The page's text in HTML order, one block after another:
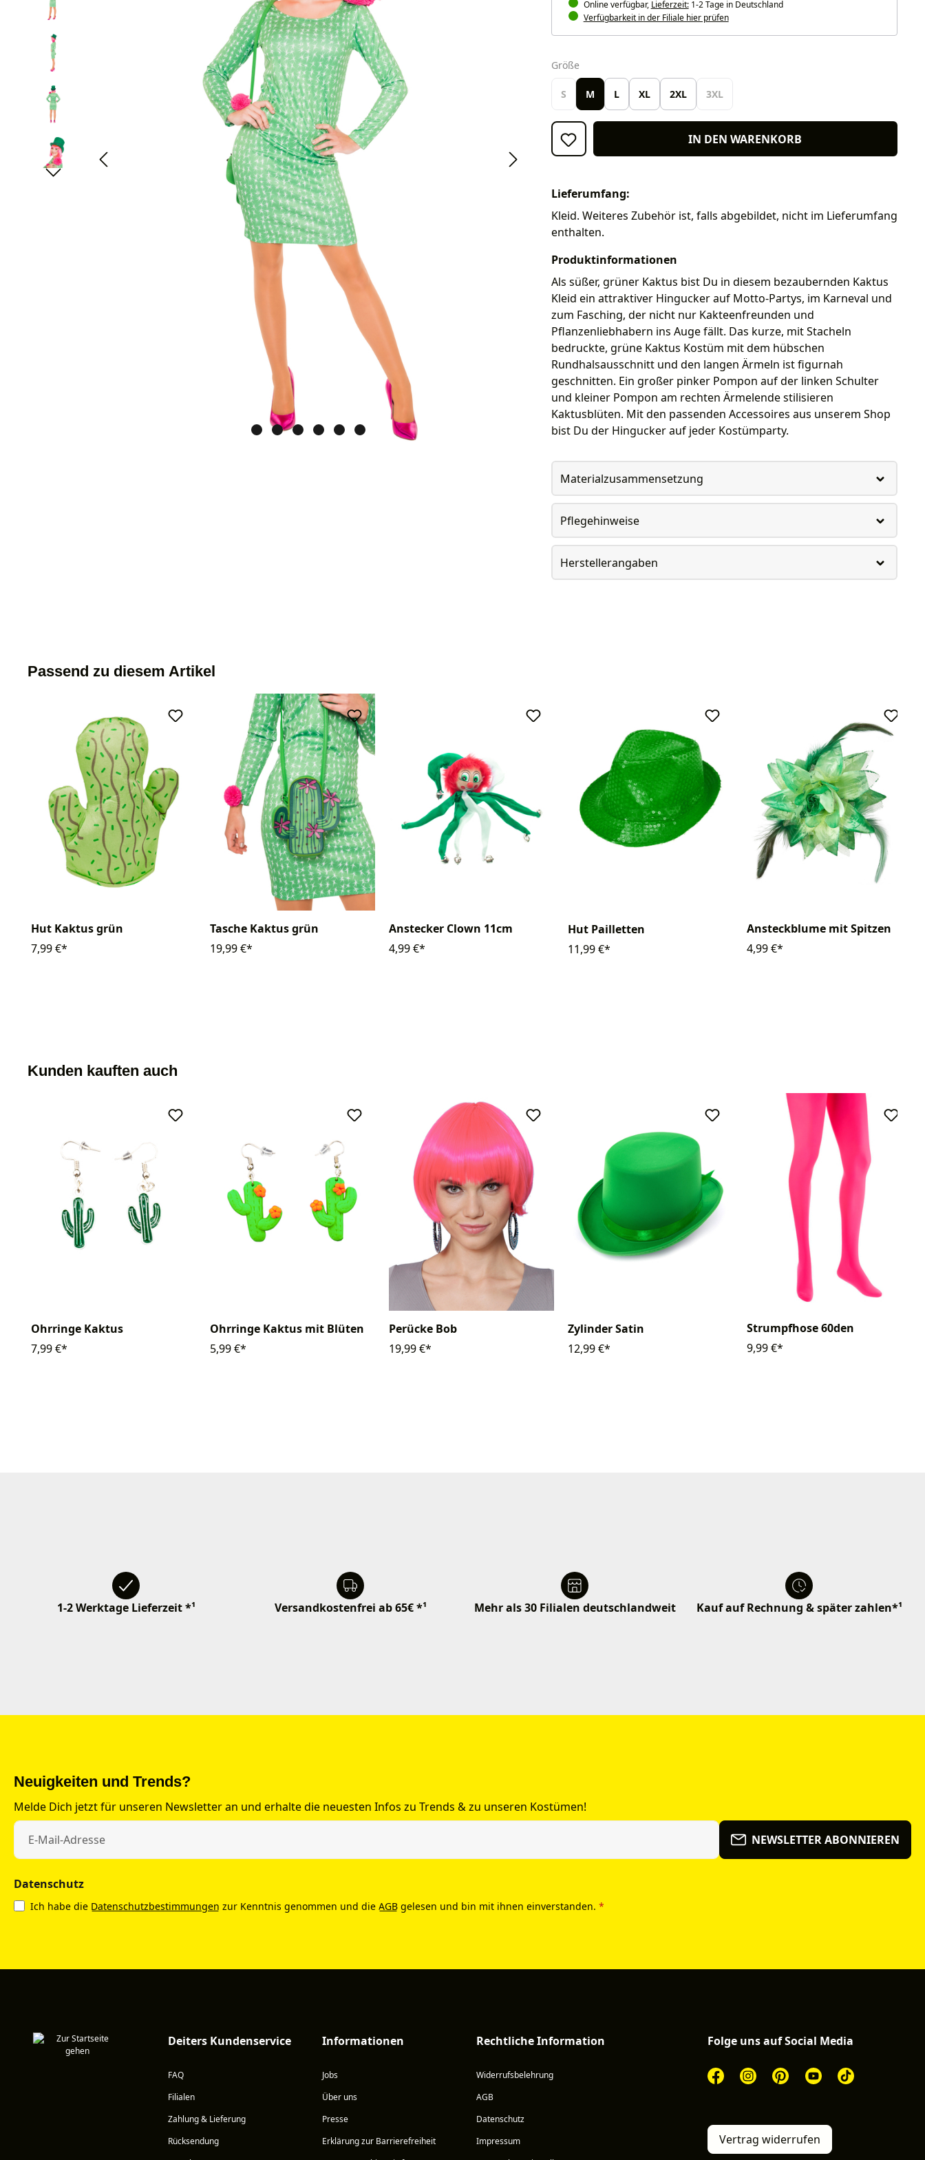
Online verfügbar, Lieferzeit:1-2 Tage in Deutschland
Verfügbarkeit in der Filiale hier prüfen
Größeauswählen
S M L XL 2XL 3XL
IN DEN WARENKORB
Lieferumfang:
Kleid. Weiteres Zubehör ist, falls abgebildet, nicht im Lieferumfang
enthalten.
Produktinformationen
Als süßer, grüner Kaktus bist Du in diesem bezaubernden Kaktus
Kleid ein attraktiver Hingucker auf Motto-Partys, im Karneval und
zum Fasching, der nicht nur Kakteenfreunden und
Pflanzenliebhabern ins Auge fällt. Das kurze, mit Stacheln
bedruckte, grüne Kaktus Kostüm mit dem hübschen
Rundhalsausschnitt und den langen Ärmeln ist figurnah
geschnitten. Ein großer pinker Pompon auf der linken Schulter
und kleiner Pompon am rechten Ärmelende stilisieren
Kaktusblüten. Mit den passenden Accessoires aus unserem Shop
bist Du der Hingucker auf jeder Kostümparty.
Materialzusammensetzung
Pflegehinweise
Herstellerangaben
Passend zu diesem Artikel
Hut Kaktus grün
7,99 €*
Tasche Kaktus grün
19,99 €*
Anstecker Clown 11cm
4,99 €*
Hut Pailletten
11,99 €*
Ansteckblume mit Spitzen
4,99 €*
Kunden kauften auch
Ohrringe Kaktus
7,99 €*
Ohrringe Kaktus mit Blüten
5,99 €*
Perücke Bob
19,99 €*
Zylinder Satin
12,99 €*
Strumpfhose 60den
9,99 €*
1-2 Werktage Lieferzeit *¹ Versandkostenfrei ab 65€ *¹ Mehr als 30 Filialen deutschlandweit Kauf auf Rechnung & später zahlen*¹
Neuigkeiten und Trends?
Melde Dich jetzt für unseren Newsletter an und erhalte die neuesten Infos zu Trends & zu unseren Kostümen!
NEWSLETTER ABONNIEREN
Datenschutz
Ich habe die Datenschutzbestimmungen zur Kenntnis genommen und die AGB gelesen und bin mit ihnen einverstanden. *
Deiters Kundenservice
FAQ
Filialen
Zahlung & Lieferung
Rücksendung
Informationen
Jobs
Über uns
Presse
Erklärung zur Barrierefreiheit
Rechtliche Information
Widerrufsbelehrung
AGB
Datenschutz
Impressum
Folge uns auf Social Media
Vertrag widerrufen